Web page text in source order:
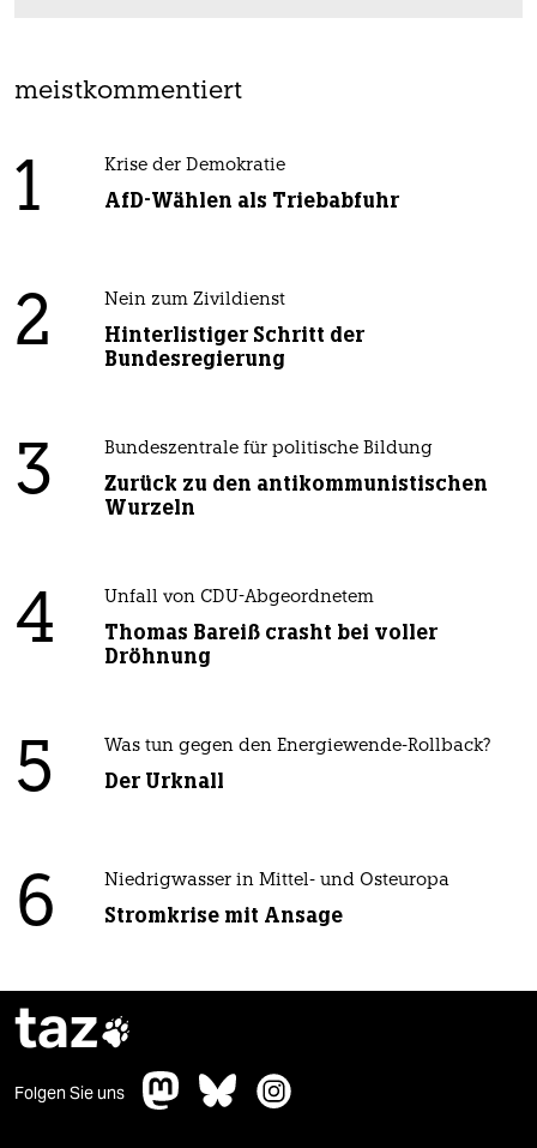
meistkommentiert
1 Krise der Demokratie
AfD-Wählen als Triebabfuhr
2 Nein zum Zivildienst
Hinterlistiger Schritt der
Bundesregierung
3 Bundeszentrale für politische Bildung
Zurück zu den antikommunistischen
Wurzeln
4 Unfall von CDU-Abgeordnetem
Thomas Bareiß crasht bei voller
Dröhnung
5 Was tun gegen den Energiewende-Rollback?
Der Urknall
6 Niedrigwasser in Mittel- und Osteuropa
Stromkrise mit Ansage
taz
Folgen Sie uns